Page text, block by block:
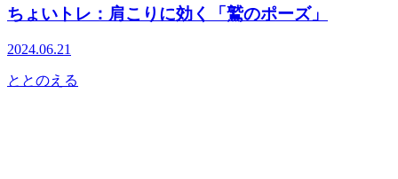
ちょいトレ：肩こりに効く「鷲のポーズ」
2024.06.21
ととのえる